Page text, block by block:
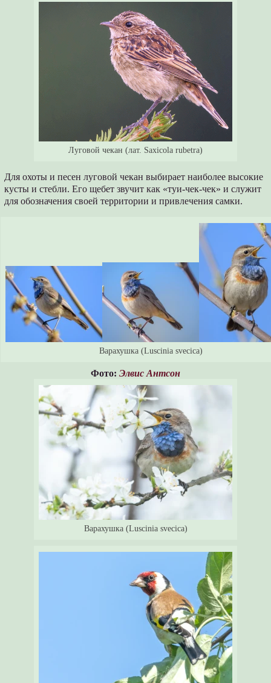
Луговой чекан (лат. Saxicola rubetra)
Для охоты и песен луговой чекан выбирает наиболее высокие
кусты и стебли. Его щебет звучит как «туи-чек-чек» и служит
для обозначения своей территории и привлечения самки.
Варахушка (Luscinia svecica)
Фото: Элвис Антсон
Варахушка (Luscinia svecica)